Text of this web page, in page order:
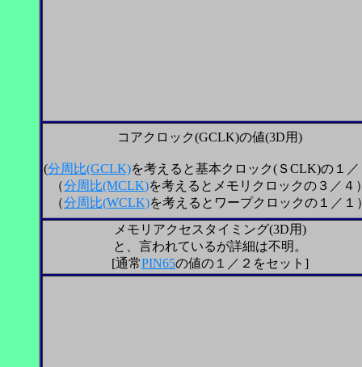
コアクロック(GCLK)の値(3D用)
(分周比(GCLK)を考えると基本クロック(ＳCLK)の１／
（分周比(MCLK)を考えるとメモリクロックの３／４
（分周比(WCLK)を考えるとワープクロックの１／１
メモリアクセスタイミング(3D用)
と、言われているが詳細は不明。
[通常PIN65の値の１／２をセット]